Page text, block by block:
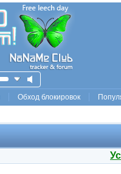
Обход блокировок